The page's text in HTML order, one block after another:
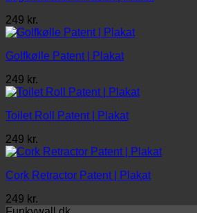
249 kr.
Golfkølle Patent | Plakat
249 kr.
Toilet Roll Patent | Plakat
249 kr.
Cork Retractor Patent | Plakat
249 kr.